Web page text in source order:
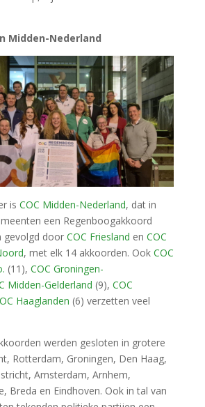
Midden-Nederland
is COC Midden-Nederland, dat in
een Regenboogakkoord
gevolgd door COC Friesland en COC
, met elk 14 akkoorden. Ook COC
(11), COC Groningen-
Midden-Gelderland (9), COC
Haaglanden (6) verzetten veel
werden gesloten in grotere
Rotterdam, Groningen, Den Haag,
Amsterdam, Arnhem,
Breda en Eindhoven. Ook in tal van